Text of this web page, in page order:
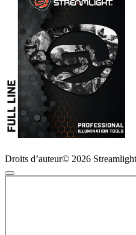
Droits d’auteur© 2026